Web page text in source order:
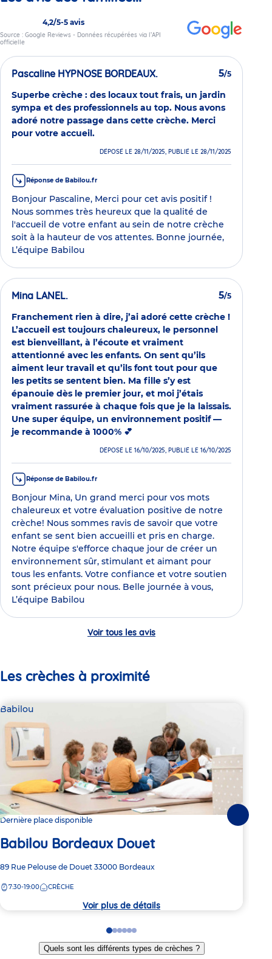
4,2/5-5 avis
Source : Google Reviews - Données récupérées via l’API
officielle
Pascaline HYPNOSE BORDEAUX. 5/5
Superbe crèche : des locaux tout frais, un jardin
sympa et des professionnels au top. Nous avons
adoré notre passage dans cette crèche. Merci
pour votre accueil.
DÉPOSÉ LE 28/11/2025, PUBLIÉ LE 28/11/2025
Réponse de Babilou.fr
Bonjour Pascaline, Merci pour cet avis positif !
Nous sommes très heureux que la qualité de
l'accueil de votre enfant au sein de notre crèche
soit à la hauteur de vos attentes. Bonne journée,
L’équipe Babilou
Mina LANEL. 5/5
Franchement rien à dire, j’ai adoré cette crèche !
L’accueil est toujours chaleureux, le personnel
est bienveillant, à l’écoute et vraiment
attentionné avec les enfants. On sent qu’ils
aiment leur travail et qu’ils font tout pour que
les petits se sentent bien. Ma fille s’y est
épanouie dès le premier jour, et moi j’étais
vraiment rassurée à chaque fois que je la laissais.
Une super équipe, un environnement positif —
je recommande à 1000% 💕
DÉPOSÉ LE 16/10/2025, PUBLIÉ LE 16/10/2025
Réponse de Babilou.fr
Bonjour Mina, Un grand merci pour vos mots
chaleureux et votre évaluation positive de notre
crèche! Nous sommes ravis de savoir que votre
enfant se sent bien accueilli et pris en charge.
Notre équipe s'efforce chaque jour de créer un
environnement sûr, stimulant et aimant pour
tous les enfants. Votre confiance et votre soutien
sont précieux pour nous. Belle journée à vous,
L’équipe Babilou
Voir tous les avis
Les crèches à proximité
Babilou
Dernière place disponible
Babilou Bordeaux Douet
Adresse
la
89 Rue Pelouse de Douet 33000 Bordeaux
7:30-19:00 CRÈCHE
Voir plus de détails
Go
to
slide
Go
to
slide
Go
to
slide
Go
to
slide
Go
to
slide
Go
to
slide
Quels sont les différents types de crèches ?